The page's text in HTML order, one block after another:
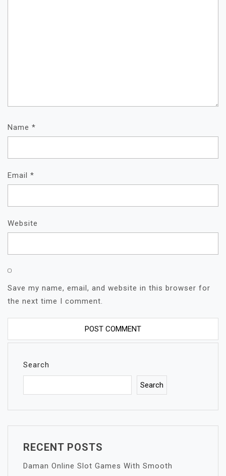
Name *
Email *
Website
Save my name, email, and website in this browser for
the next time I comment.
Search
Search
RECENT POSTS
Daman Online Slot Games With Smooth